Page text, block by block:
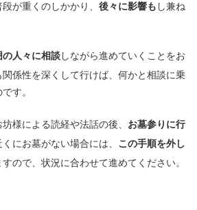
が重くのしかかり、後々に影響も し兼ね
の人々に相談しながら進めていくことをお
関係性を深くして行けば、何かと相談に乗
す。
様による読経や法話の後、 お墓参りに行
にお墓がない場合には、 この手順を外し
ので、状況に合わせて進めてください。